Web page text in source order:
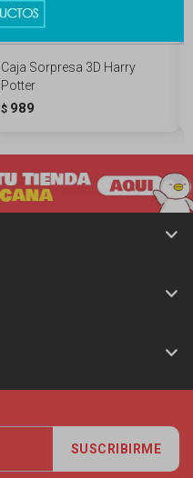
Caja Sorpresa 3D Harry
Potter
$ 989
SUSCRIBIRME